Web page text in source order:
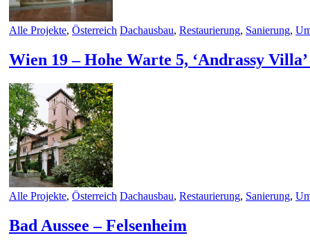
Alle Projekte, Österreich Dachausbau, Restaurierung, Sanierung,
Wien 19 – Hohe Warte 5, ‘Andrassy
Alle Projekte, Österreich Dachausbau, Restaurierung, Sanierung,
Bad Aussee – Felsenheim